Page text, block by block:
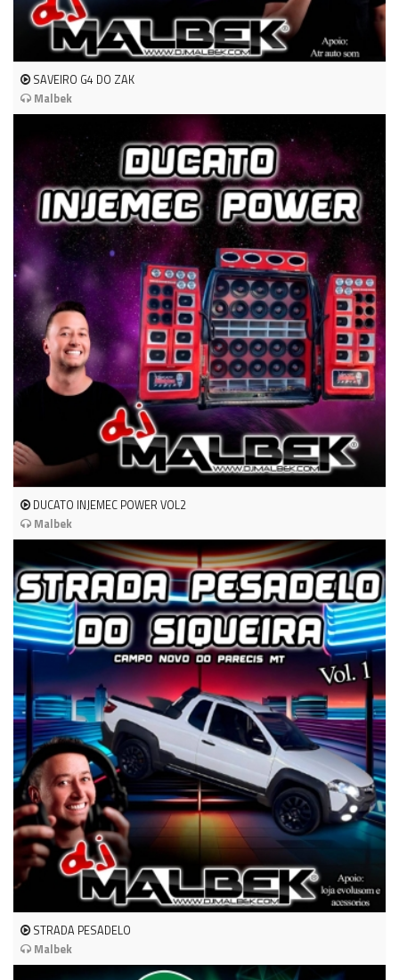
SAVEIRO G4 DO ZAK
Malbek
DUCATO INJEMEC POWER VOL2
Malbek
STRADA PESADELO
Malbek